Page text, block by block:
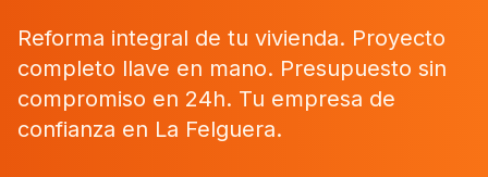
Reforma integral de tu vivienda. Proyecto
completo llave en mano. Presupuesto sin
compromiso en 24h. Tu empresa de
confianza en La Felguera.